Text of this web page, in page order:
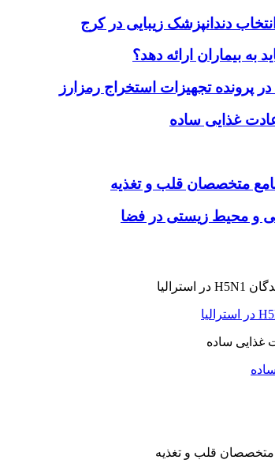
بیماران ارائه دهد؟
غذایی ساده
متخصصان قلب و تغذیه
و محیط زیستی در فضا